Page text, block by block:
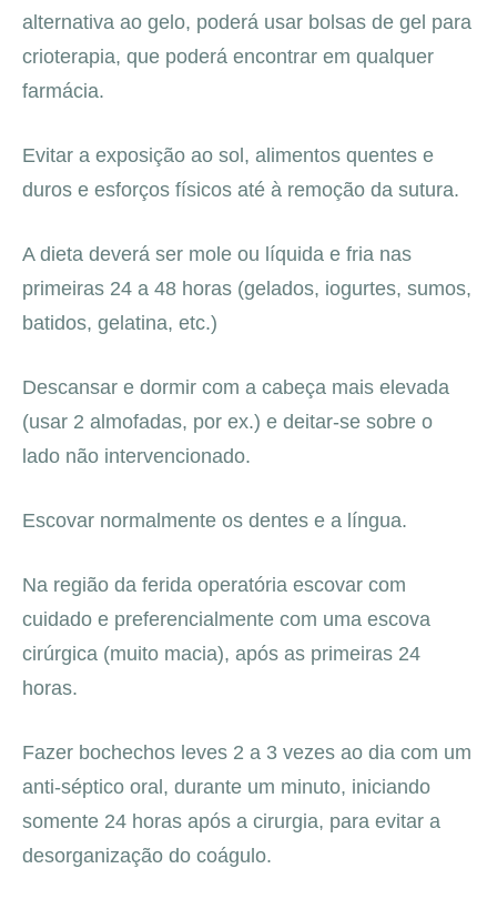
alternativa ao gelo, poderá usar bolsas de gel para
crioterapia, que poderá encontrar em qualquer
farmácia.
Evitar a exposição ao sol, alimentos quentes e
duros e esforços físicos até à remoção da sutura.
A dieta deverá ser mole ou líquida e fria nas
primeiras 24 a 48 horas (gelados, iogurtes, sumos,
batidos, gelatina, etc.)
Descansar e dormir com a cabeça mais elevada
(usar 2 almofadas, por ex.) e deitar-se sobre o
lado não intervencionado.
Escovar normalmente os dentes e a língua.
Na região da ferida operatória escovar com
cuidado e preferencialmente com uma escova
cirúrgica (muito macia), após as primeiras 24
horas.
Fazer bochechos leves 2 a 3 vezes ao dia com um
anti-séptico oral, durante um minuto, iniciando
somente 24 horas após a cirurgia, para evitar a
desorganização do coágulo.